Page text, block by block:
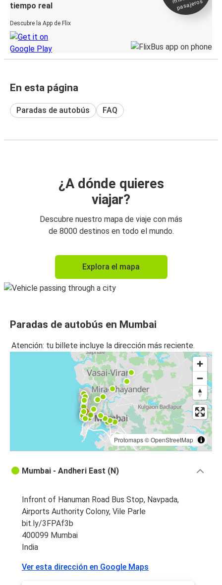
tiempo real
Descubre la App de Flix
pasajeros
En esta página
Paradas de autobús FAQ
¿A dónde quieres
viajar?
Descubre nuestro mapa de viaje con más
de 8000 destinos en todo el mundo.
Explora el mapa
Paradas de autobús en Mumbai
Atención: tu billete incluye la dirección más reciente.
Protomaps©OpenStreetMap
Mumbai - Andheri East (N)
Infront of Hanuman Road Bus Stop, Navpada,
Airports Authority Colony, Vile Parle
bit.ly/3FPAf3b
400099 Mumbai
India
Ver esta dirección en Google Maps